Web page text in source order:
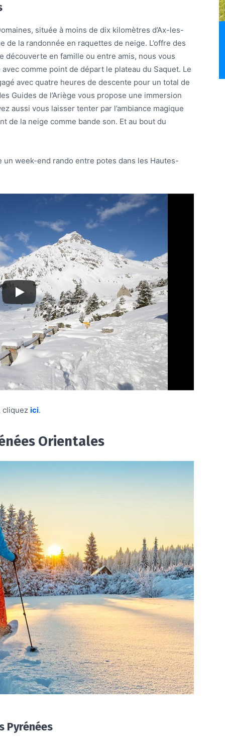
située à moins de dix kilomètres d’Ax-les-
la randonnée en raquettes de neige. L’offre des
découverte en famille ou entre amis, nous vous
comme point de départ le plateau du Saquet. Le
avec quatre heures de descente pour un total de
Guides de l’Ariège vous propose une immersion
aussi vous laisser tenter par l’ambiance magique
de la neige comme bande son. Et au bout du
week-end rando entre potes dans les Hautes-
cliquez ici.
Orientales
Pyrénées